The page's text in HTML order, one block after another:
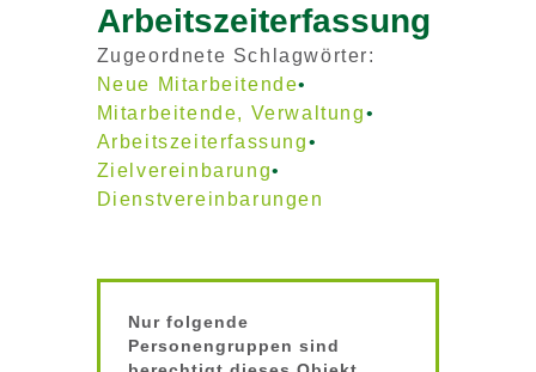
Arbeitszeiterfassung
Zugeordnete Schlagwörter:
Neue Mitarbeitende
Mitarbeitende, Verwaltung
Arbeitszeiterfassung
Zielvereinbarung
Dienstvereinbarungen
Nur folgende
Personengruppen sind